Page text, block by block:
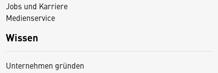
Jobs und Karriere
Medienservice
Wissen
Unternehmen gründen